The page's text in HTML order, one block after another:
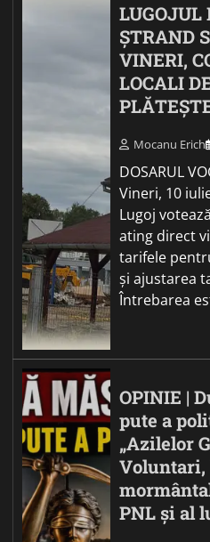
LUGOJUL
ȘTRAND
VINERI,
LOCALI
Mocanu Erich
DOSARUL
Vineri, 10
Lugoj
ating direct
tarifele
și ajustarea
Întrebarea
OPINIE |
pute a
„Azilelor
PNL și al